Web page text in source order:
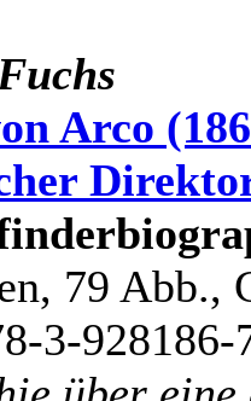
Arco
79 Abb.,
3-928186-